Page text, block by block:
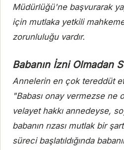
Müdürlüğü'ne başvurarak
için mutlaka yetkili
zorunluluğu vardır.
Babanın İzni Olmadan
Annelerin en çok tereddüt
"Babası onay vermezse ne
velayet hakkı annedeyse,
babanın rızası mutlak bir
süreci başlatıldığında